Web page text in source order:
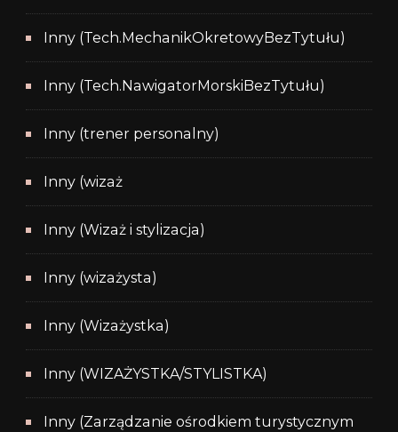
Inny (Tech.MechanikOkretowyBezTytułu)
Inny (Tech.NawigatorMorskiBezTytułu)
Inny (trener personalny)
Inny (wizaż
Inny (Wizaż i stylizacja)
Inny (wizażysta)
Inny (Wizażystka)
Inny (WIZAŻYSTKA/STYLISTKA)
Inny (Zarządzanie ośrodkiem turystycznym